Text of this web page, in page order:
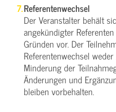
Referentenwechsel
Der Veranstalter behält
angekündigter
Gründen vor. Der
Referentenwechsel
Minderung der
Änderungen und
bleiben vorbehalten.